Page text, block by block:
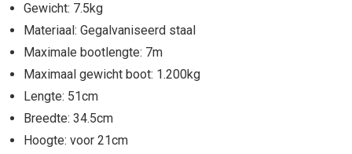
Gewicht: 7.5kg
Materiaal: Gegalvaniseerd staal
Maximale bootlengte: 7m
Maximaal gewicht boot: 1.200kg
Lengte: 51cm
Breedte: 34.5cm
Hoogte: voor 21cm